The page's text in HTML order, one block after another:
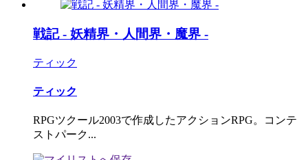
戦記 - 妖精界・人間界・魔界 -
ティック
ティック
RPGツクール2003で作成したアクションRPG。コンテ
ストパーク...